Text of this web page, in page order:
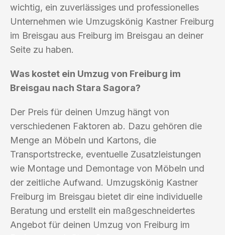
wichtig, ein zuverlässiges und professionelles
Unternehmen wie Umzugskönig Kastner Freiburg
im Breisgau aus Freiburg im Breisgau an deiner
Seite zu haben.
Was kostet ein Umzug von Freiburg im
Breisgau nach Stara Sagora?
Der Preis für deinen Umzug hängt von
verschiedenen Faktoren ab. Dazu gehören die
Menge an Möbeln und Kartons, die
Transportstrecke, eventuelle Zusatzleistungen
wie Montage und Demontage von Möbeln und
der zeitliche Aufwand. Umzugskönig Kastner
Freiburg im Breisgau bietet dir eine individuelle
Beratung und erstellt ein maßgeschneidertes
Angebot für deinen Umzug von Freiburg im